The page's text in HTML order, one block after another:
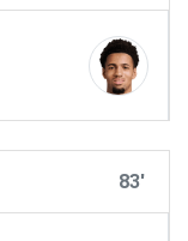
83'